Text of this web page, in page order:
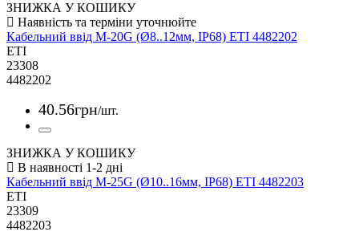
ЗНИЖКА У КОШИКУ
Кабельний ввід M-20G (Ø8..12мм, IP68) ETI 4482202
ETI
23308
4482202
40.56грн/шт.
ЗНИЖКА У КОШИКУ
Кабельний ввід M-25G (Ø10..16мм, IP68) ETI 4482203
ETI
23309
4482203